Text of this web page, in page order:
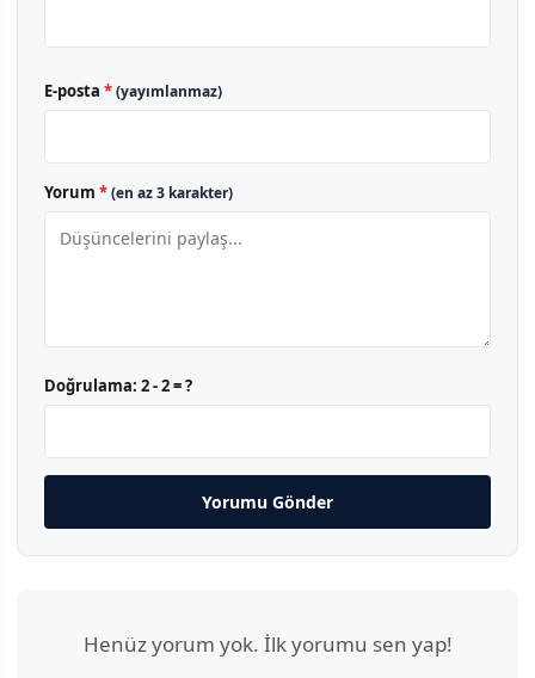
E-posta *(yayımlanmaz)
Yorum *(en az 3 karakter)
Doğrulama: 2 - 2 = ?
Yorumu Gönder
Henüz yorum yok. İlk yorumu sen yap!